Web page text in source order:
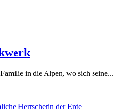
in die Alpen, wo sich seine...